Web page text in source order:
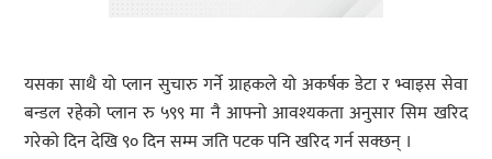
यसका साथै यो प्लान सुचारु गर्ने ग्राहकले यो अकर्षक डेटा र भ्वाइस सेवा
बन्डल रहेको प्लान रु ५९९ मा नै आफ्नो आवश्यकता अनुसार सिम खरिद
गरेको दिन देखि ९० दिन सम्म जति पटक पनि खरिद गर्न सक्छन् ।